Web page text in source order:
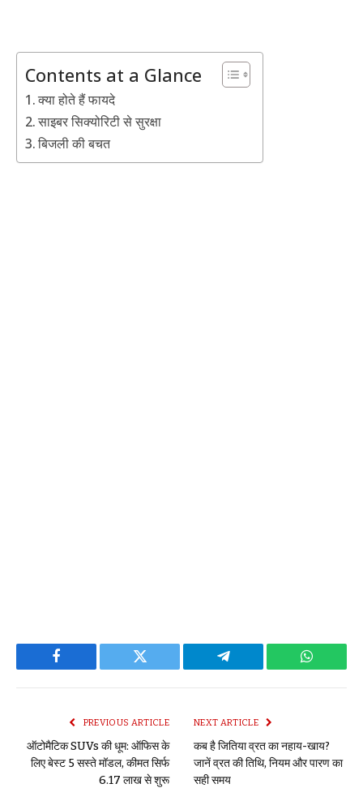
Contents at a Glance
क्या होते हैं फायदे
साइबर सिक्योरिटी से सुरक्षा
बिजली की बचत
Facebook Twitter Telegram
PREVIOUS ARTICLE
ऑटोमैटिक SUVs की धूम: ऑफिस के
लिए बेस्ट 5 सस्ते मॉडल, कीमत सिर्फ
₹6.17 लाख से शुरू
NEXT ARTICLE
कब है जितिया व्रत का नहाय-खाय?
जानें व्रत की तिथि, नियम और पारण का
सही समय